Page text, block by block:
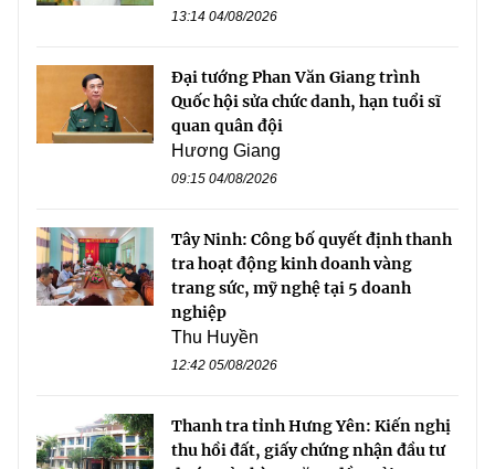
13:14 04/08/2026
Đại tướng Phan Văn Giang trình
Quốc hội sửa chức danh, hạn tuổi sĩ
quan quân đội
Hương Giang
09:15 04/08/2026
Tây Ninh: Công bố quyết định thanh
tra hoạt động kinh doanh vàng
trang sức, mỹ nghệ tại 5 doanh
nghiệp
Thu Huyền
12:42 05/08/2026
Thanh tra tỉnh Hưng Yên: Kiến nghị
thu hồi đất, giấy chứng nhận đầu tư